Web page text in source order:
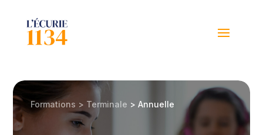
Formations > Terminale > Annuelle